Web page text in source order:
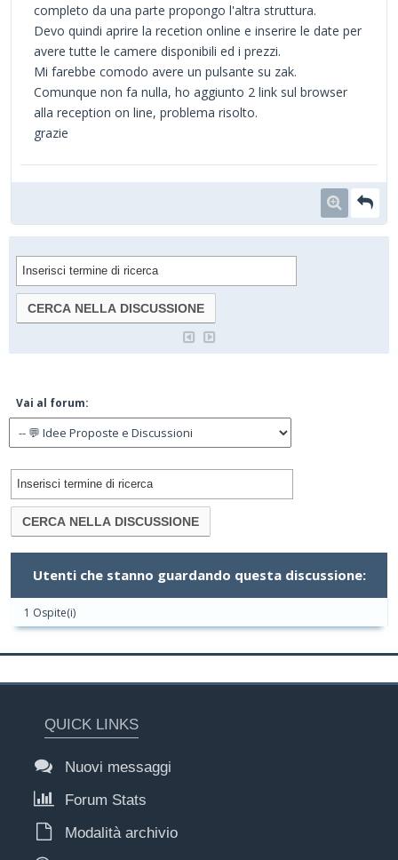
completo da una parte propongo l'altra struttura.
Devo quindi aprire la recetion online e inserire le date per
avere tutte le camere disponibili ed i prezzi.
Mi farebbe comodo avere un pulsante su zak.
Comunque non fa nulla, ho aggiunto 2 link sul browser
alla reception on line, problema risolto.
grazie
Vai al forum:
Utenti che stanno guardando questa discussione:
1 Ospite(i)
QUICK LINKS
Nuovi messaggi
Forum Stats
Modalità archivio